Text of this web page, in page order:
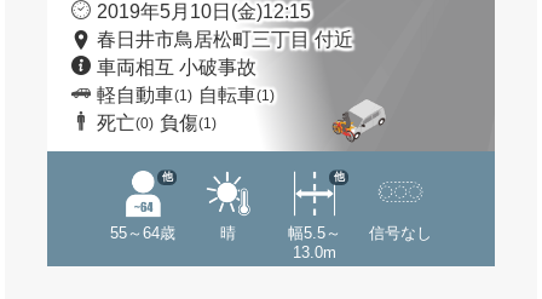
2019年5月10日(金)12:15
春日井市鳥居松町三丁目 付近
車両相互 小破事故
軽自動車(1) 自転車(1)
死亡(0) 負傷(1)
55～64歳
他
晴
幅5.5～
13.0m
他
信号なし